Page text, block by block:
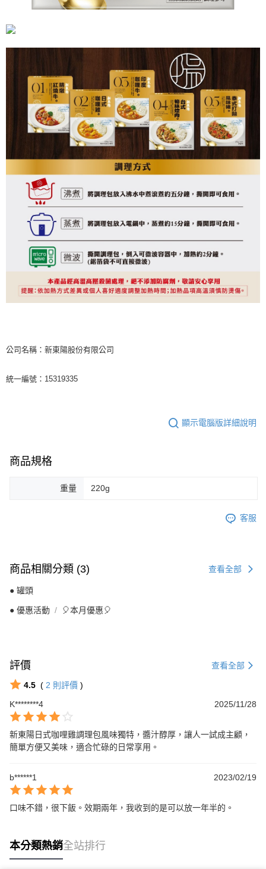
公司名稱：新東陽股份有限公司
統一編號：15319335
顯示電腦版詳細說明
商品規格
重量 220g
客服
商品相關分類 (3) 查看全部
● 罐頭
● 優惠活動 🎈本月優惠🎈
評價 查看全部
4.5 ( 2 則評價 )
K********4
2025/11/28
新東陽日式咖哩雞調理包風味獨特，醬汁醇厚，讓人一試成主顧，
簡單方便又美味，適合忙碌的日常享用。
b******1 2023/02/19
口味不錯，很下飯。效期兩年，我收到的是可以放一年半的。
本分類熱銷全站排行